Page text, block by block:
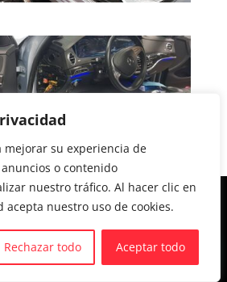
mejorar su experiencia de
o contenido
nuestro tráfico. Al hacer clic en
acepta nuestro uso de cookies.
Rechazar todo Aceptar todo
y Política de privacidad
de cookies